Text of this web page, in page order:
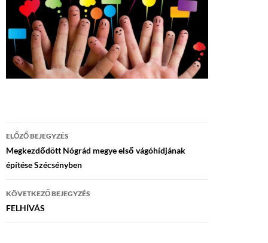
Bejegyzés
navigáció
ELŐZŐ BEJEGYZÉS
Megkezdődött Nógrád megye első vágóhídjának
építése Szécsényben
KÖVETKEZŐ BEJEGYZÉS
FELHÍVÁS